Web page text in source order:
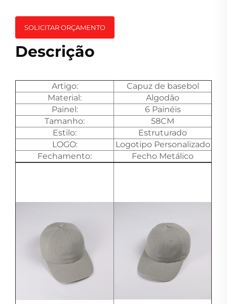
SOLICITAR ORÇAMENTO
Descrição
Artigo:
Capuz de basebol
Material:
Algodão
Painel:
6 Painéis
Tamanho:
58CM
Estilo:
Estruturado
LOGO:
Logotipo Personalizado
Fechamento:
Fecho Metálico